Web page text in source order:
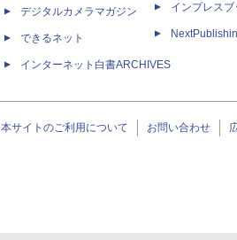
デジタルカメラマガジン
できるネット
インターネット白書ARCHIVES
インプレスブ
本サイトのご利用について お問い合わせ